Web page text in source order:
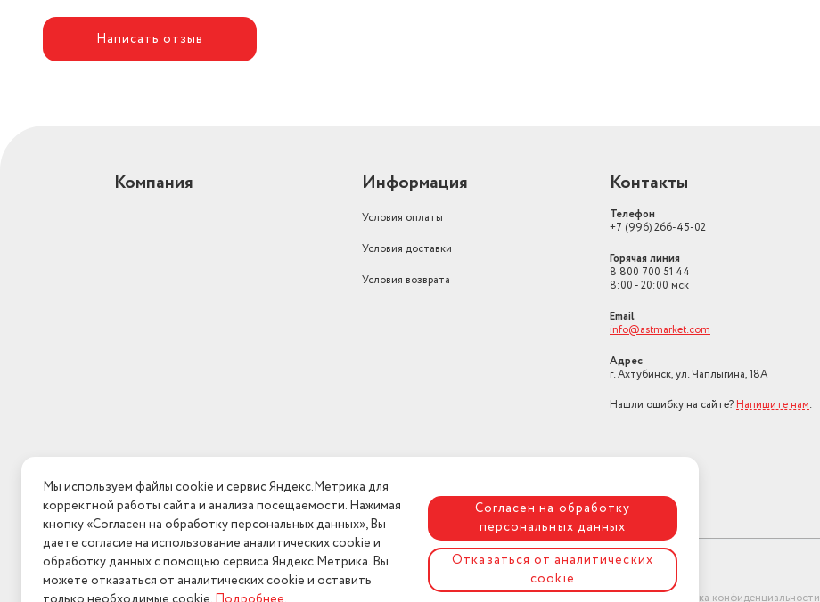
Написать отзыв
Компания Информация
Условия оплаты
Условия доставки
Условия возврата
Контакты
Телефон
+7 (996) 266-45-02
Горячая линия
8 800 700 51 44
8:00 - 20:00 мск
Email
info@astmarket.com
Адрес
г. Ахтубинск, ул. Чаплыгина, 18А
Нашли ошибку на сайте? Напишите нам.
Политика конфиденциальности
Мы используем файлы cookie и сервис Яндекс.Метрика для
корректной работы сайта и анализа посещаемости. Нажимая
кнопку «Согласен на обработку персональных данных», Вы
даете согласие на использование аналитических cookie и
обработку данных с помощью сервиса Яндекс.Метрика. Вы
можете отказаться от аналитических cookie и оставить
Согласен на обработку
персональных данных
Отказаться от аналитических
cookie